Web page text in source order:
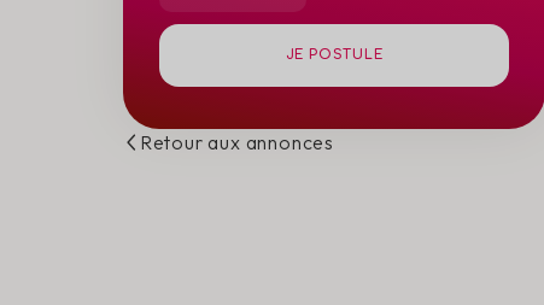
JE POSTULE
Retour aux annonces